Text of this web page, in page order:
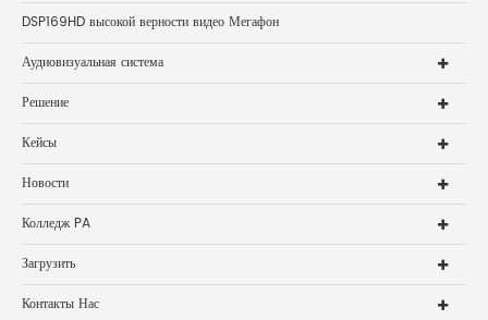
DSP169HD высокой верности видео Мегафон
Аудиовизуальная система
Решение
Кейсы
Новости
Колледж PA
Загрузить
Контакты Нас